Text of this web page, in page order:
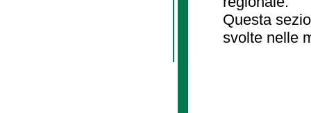
Questa
svolte nelle